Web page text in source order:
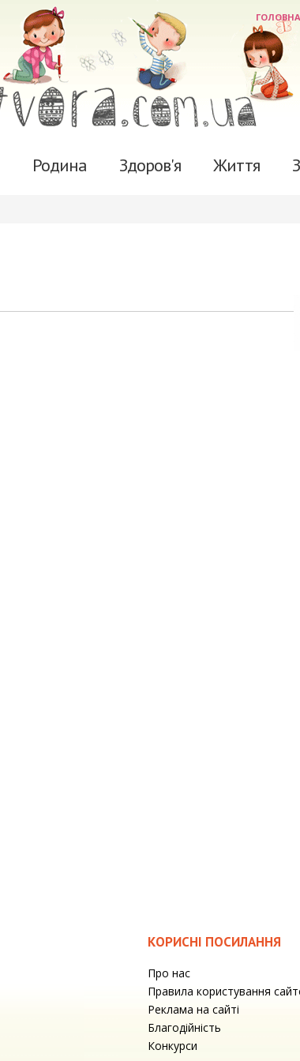
ГОЛОВНА
Родина Здоров'я Життя
КОРИСНІ ПОСИЛАННЯ
Про нас
Правила користування
Реклама на сайті
Благодійність
Конкурси